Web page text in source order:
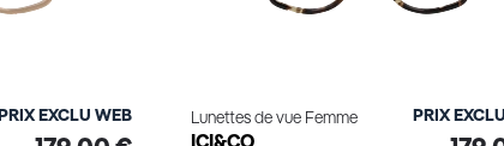
PRIX EXCLU WEB Lunettes de vue Femme PRIX